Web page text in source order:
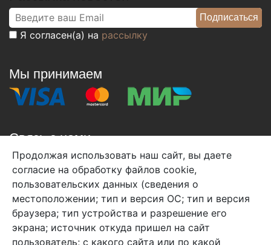
Я согласен(а) на рассылку
Мы принимаем
Связь с нами
+7 (495) 933-38-08
info@arben-textile.ru- оптовые продажи
Продолжая использовать наш сайт, вы даете
согласие на обработку файлов cookie,
пользовательских данных (сведения о
местоположении; тип и версия ОС; тип и версия
браузера; тип устройства и разрешение его
экрана; источник откуда пришел на сайт
пользователь; с какого сайта или по какой